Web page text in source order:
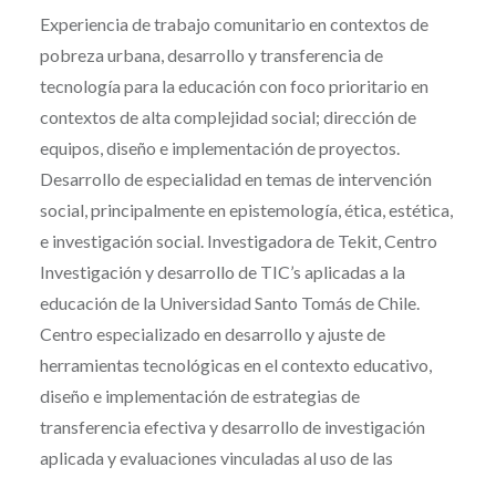
Experiencia de trabajo comunitario en contextos de
pobreza urbana, desarrollo y transferencia de
tecnología para la educación con foco prioritario en
contextos de alta complejidad social; dirección de
equipos, diseño e implementación de proyectos.
Desarrollo de especialidad en temas de intervención
social, principalmente en epistemología, ética, estética,
e investigación social. Investigadora de Tekit, Centro
Investigación y desarrollo de TIC’s aplicadas a la
educación de la Universidad Santo Tomás de Chile.
Centro especializado en desarrollo y ajuste de
herramientas tecnológicas en el contexto educativo,
diseño e implementación de estrategias de
transferencia efectiva y desarrollo de investigación
aplicada y evaluaciones vinculadas al uso de las